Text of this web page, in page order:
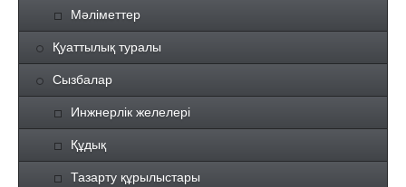
Мәліметтер
Қуаттылық туралы
Сызбалар
Инжнерлік желелері
Құдық
Тазарту құрылыстары